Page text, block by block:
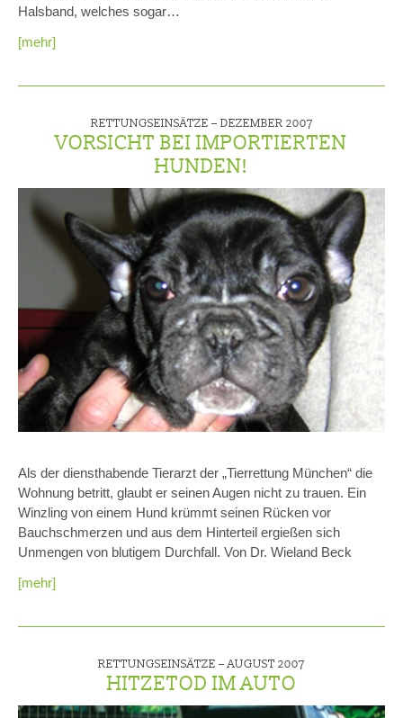
Halsband, welches sogar…
[mehr]
RETTUNGSEINSÄTZE – DEZEMBER 2007
VORSICHT BEI IMPORTIERTEN
HUNDEN!
Als der diensthabende Tierarzt der „Tierrettung München“ die
Wohnung betritt, glaubt er seinen Augen nicht zu trauen. Ein
Winzling von einem Hund krümmt seinen Rücken vor
Bauchschmerzen und aus dem Hinterteil ergießen sich
Unmengen von blutigem Durchfall. Von Dr. Wieland Beck
[mehr]
RETTUNGSEINSÄTZE – AUGUST 2007
HITZETOD IM AUTO